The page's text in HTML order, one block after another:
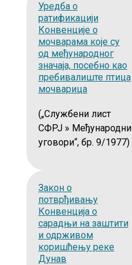
Уредба о
ратификацији
Конвенције о
мочварама које су
од међународног
значаја, посебно као
пребивалиште птица
мочварица
(„Службени лист
СФРЈ » Међународни
уговори“, бр. 9/1977)
Закон о
потврђивању
Конвенција о
сарадњи на заштити
и одрживом
коришћењу реке
Дунав